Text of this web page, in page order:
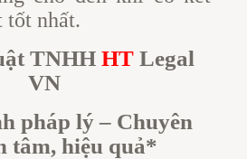
tốt nhất.
TNHH HTLegal
VN
pháp lý – Chuyên
tâm, hiệu quả*